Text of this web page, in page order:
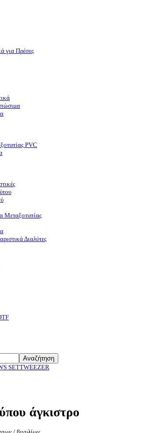
για Πρέσες
PVC
Μεταξοτυπίας
Διαλύτες
SETTWEEZER
άγκιστρο